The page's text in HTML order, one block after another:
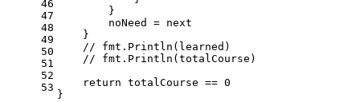
46
47
48
49
50
51
52
53
        }
        noNeed = next
    }
// fmt.Println(learned)
// fmt.Println(totalCourse)
return totalCourse == 0
}